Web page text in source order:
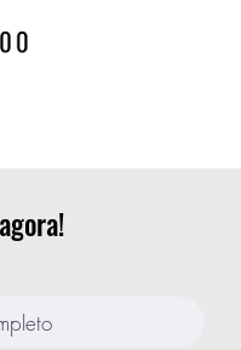
agora!